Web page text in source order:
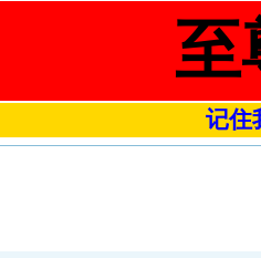
至
记住